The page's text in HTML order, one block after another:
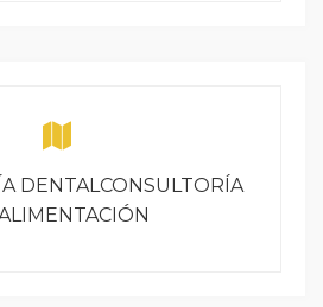
DENTALCONSULTORÍA